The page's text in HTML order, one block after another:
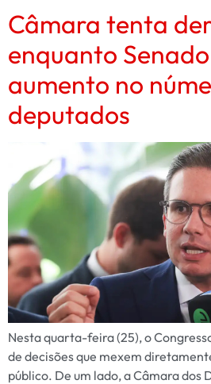
Câmara tenta
enquanto
aumento no
deputados
Nesta quarta-feira (25), o
de decisões que mexem
público. De um lado, a Câmara dos